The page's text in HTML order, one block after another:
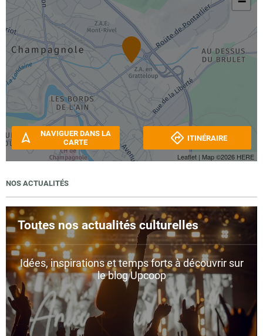
Leaflet | Map ©2026 HERE
NAVIGUER DANS LA
CARTE
ITINÉRAIRE
NOS ACTUALITÉS
Toutes nos actualités culturelles
Idées, inspirations et temps forts à découvrir sur
le blog Upcoop